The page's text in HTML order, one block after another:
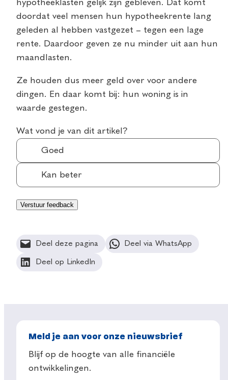
hypotheeklasten gelijk zijn gebleven. Dat komt
doordat veel mensen hun hypotheekrente lang
geleden al hebben vastgezet – tegen een lage
rente. Daardoor geven ze nu minder uit aan hun
maandlasten.
Ze houden dus meer geld over voor andere
dingen. En daar komt bij: hun woning is in
waarde gestegen.
Wat vond je van dit artikel?
Goed
Kan beter
Deel deze pagina Deel via WhatsApp
Deel op LinkedIn
Meld je aan voor onze nieuwsbrief
Blijf op de hoogte van alle financiële
ontwikkelingen.